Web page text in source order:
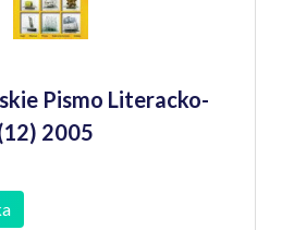
Pismo Literacko-
2005